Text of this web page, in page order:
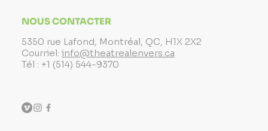
NOUS CONTACTER
5350 rue Lafond, Montréal, QC, H1X 2X2
Courriel: info@theatrealenvers.ca
Tél : +1 (514) 544-9370